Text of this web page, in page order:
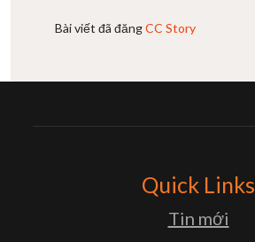
Bài viết đã đăngCC Story
Quick Links
Tin mới